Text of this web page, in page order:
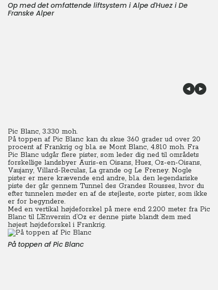
Op med det omfattende liftsystem i Alpe d'Huez i De
Franske Alper
Pic Blanc, 3.330 moh.
På toppen af Pic Blanc kan du skue 360 grader ud over 20
procent af Frankrig og bl.a. se Mont Blanc, 4.810 moh. Fra
Pic Blanc udgår flere pister, som leder dig ned til områdets
forskellige landsbyer Auris-en Oisans, Huez, Oz-en-Oisans,
Vaujany, Villard-Reculas, La grande og Le Freney. Nogle
pister er mere krævende end andre, bl.a. den legendariske
piste der går gennem Tunnel des Grandes Rousses, hvor du
efter tunnelen møder en af de stejleste, sorte pister, som ikke
er for begyndere.
Med en vertikal højdeforskel på mere end 2.200 meter fra Pic
Blanc til L’Enversin d’Oz er denne piste blandt dem med
højest højdeforskel i Frankrig.
På toppen af Pic Blanc